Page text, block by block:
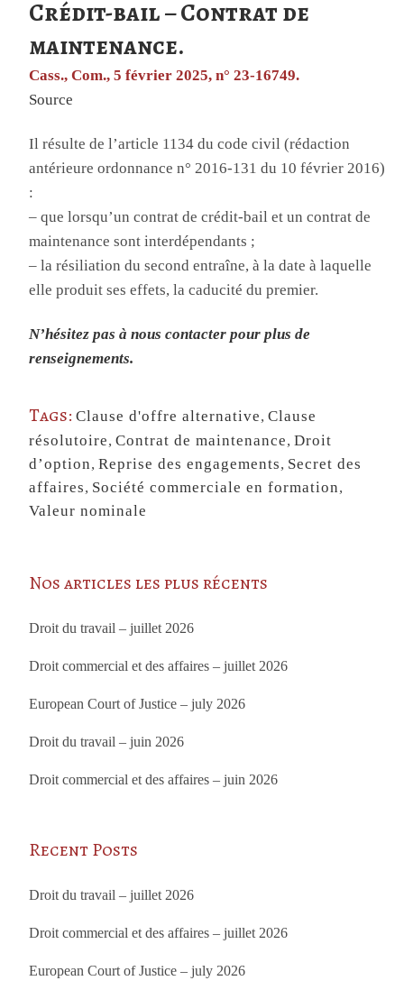
Crédit-bail – Contrat de
maintenance.
Cass., Com., 5 février 2025, n° 23-16749.
Source
Il résulte de l’article 1134 du code civil (rédaction
antérieure ordonnance n° 2016-131 du 10 février 2016)
:
– que lorsqu’un contrat de crédit-bail et un contrat de
maintenance sont interdépendants ;
– la résiliation du second entraîne, à la date à laquelle
elle produit ses effets, la caducité du premier.
N’hésitez pas à nous contacter pour plus de
renseignements.
Tags: Clause d'offre alternative,Clause
résolutoire,Contrat de maintenance,Droit
d’option,Reprise des engagements, Secret des
affaires, Société commerciale en formation,
Valeur nominale
Nos articles les plus récents
Droit du travail – juillet 2026
Droit commercial et des affaires – juillet 2026
European Court of Justice – july 2026
Droit du travail – juin 2026
Droit commercial et des affaires – juin 2026
Recent Posts
Droit du travail – juillet 2026
Droit commercial et des affaires – juillet 2026
European Court of Justice – july 2026